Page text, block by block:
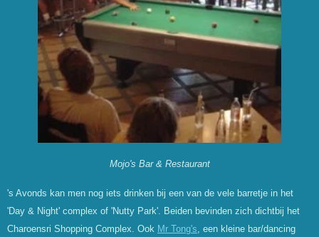
Mojo's Bar & Restaurant
's Avonds kan men nog iets drinken bij een van de vele barretje in het
'Day & Night' complex of 'Nutty Park'. Beiden bevinden zich dichtbij het
Charoensri Shopping Complex. Ook Mr Tong's, een kleine bar/dancing